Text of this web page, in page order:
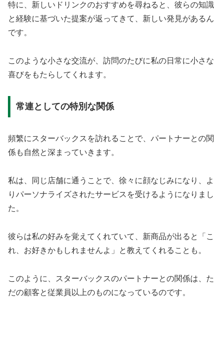
特に、新しいドリンクのおすすめを尋ねると、彼らの知識
と経験に基づいた提案が返ってきて、新しい発見があるん
です。
このような小さな交流が、訪問のたびに私の日常に小さな
喜びをもたらしてくれます。
常連としての特別な関係
頻繁にスターバックスを訪れることで、パートナーとの関
係も自然と深まっていきます。
私は、同じ店舗に通うことで、徐々に顔なじみになり、よ
りパーソナライズされたサービスを受けるようになりまし
た。
彼らは私の好みを覚えてくれていて、新商品が出ると「こ
れ、お好きかもしれませんよ」と教えてくれることも。
このように、スターバックスのパートナーとの関係は、た
だの顧客と従業員以上のものになっているのです。